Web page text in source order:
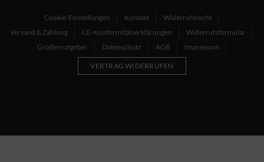
Cookie-Einstellungen Kontakt
Widerrufsrecht
Versand & Zahlung
CE-Konformitätserklärungen
Widerrufsformular
Größenratgeber
Datenschutz AGB Impressum
VERTRAG WIDERRUFEN